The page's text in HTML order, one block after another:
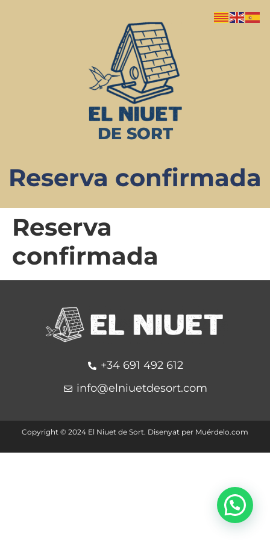
DE SORT
Reserva confirmada
Reserva
confirmada
+34 691 492 612
info@elniuetdesort.com
Copyright ©️ 2024 El Niuet de Sort. Disenyat per Muérdelo.com